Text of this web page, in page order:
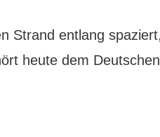
Strand entlang
heute dem